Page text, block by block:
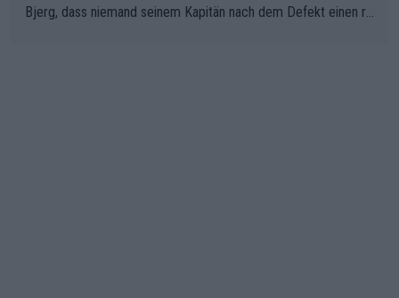
Bjerg, dass niemand seinem Kapitän nach dem Defekt einen ro